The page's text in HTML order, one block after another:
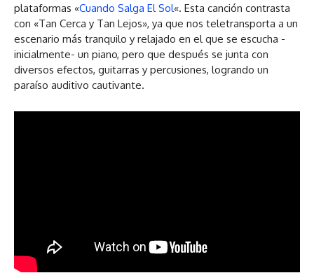
plataformas «Cuando Salga El Sol«. Esta canción contrasta
con «Tan Cerca y Tan Lejos», ya que nos teletransporta a un
escenario más tranquilo y relajado en el que se escucha -
inicialmente- un piano, pero que después se junta con
diversos efectos, guitarras y percusiones, logrando un
paraíso auditivo cautivante.